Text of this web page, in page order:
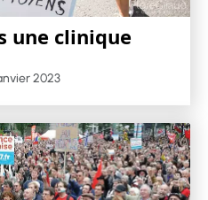
une clinique
2023